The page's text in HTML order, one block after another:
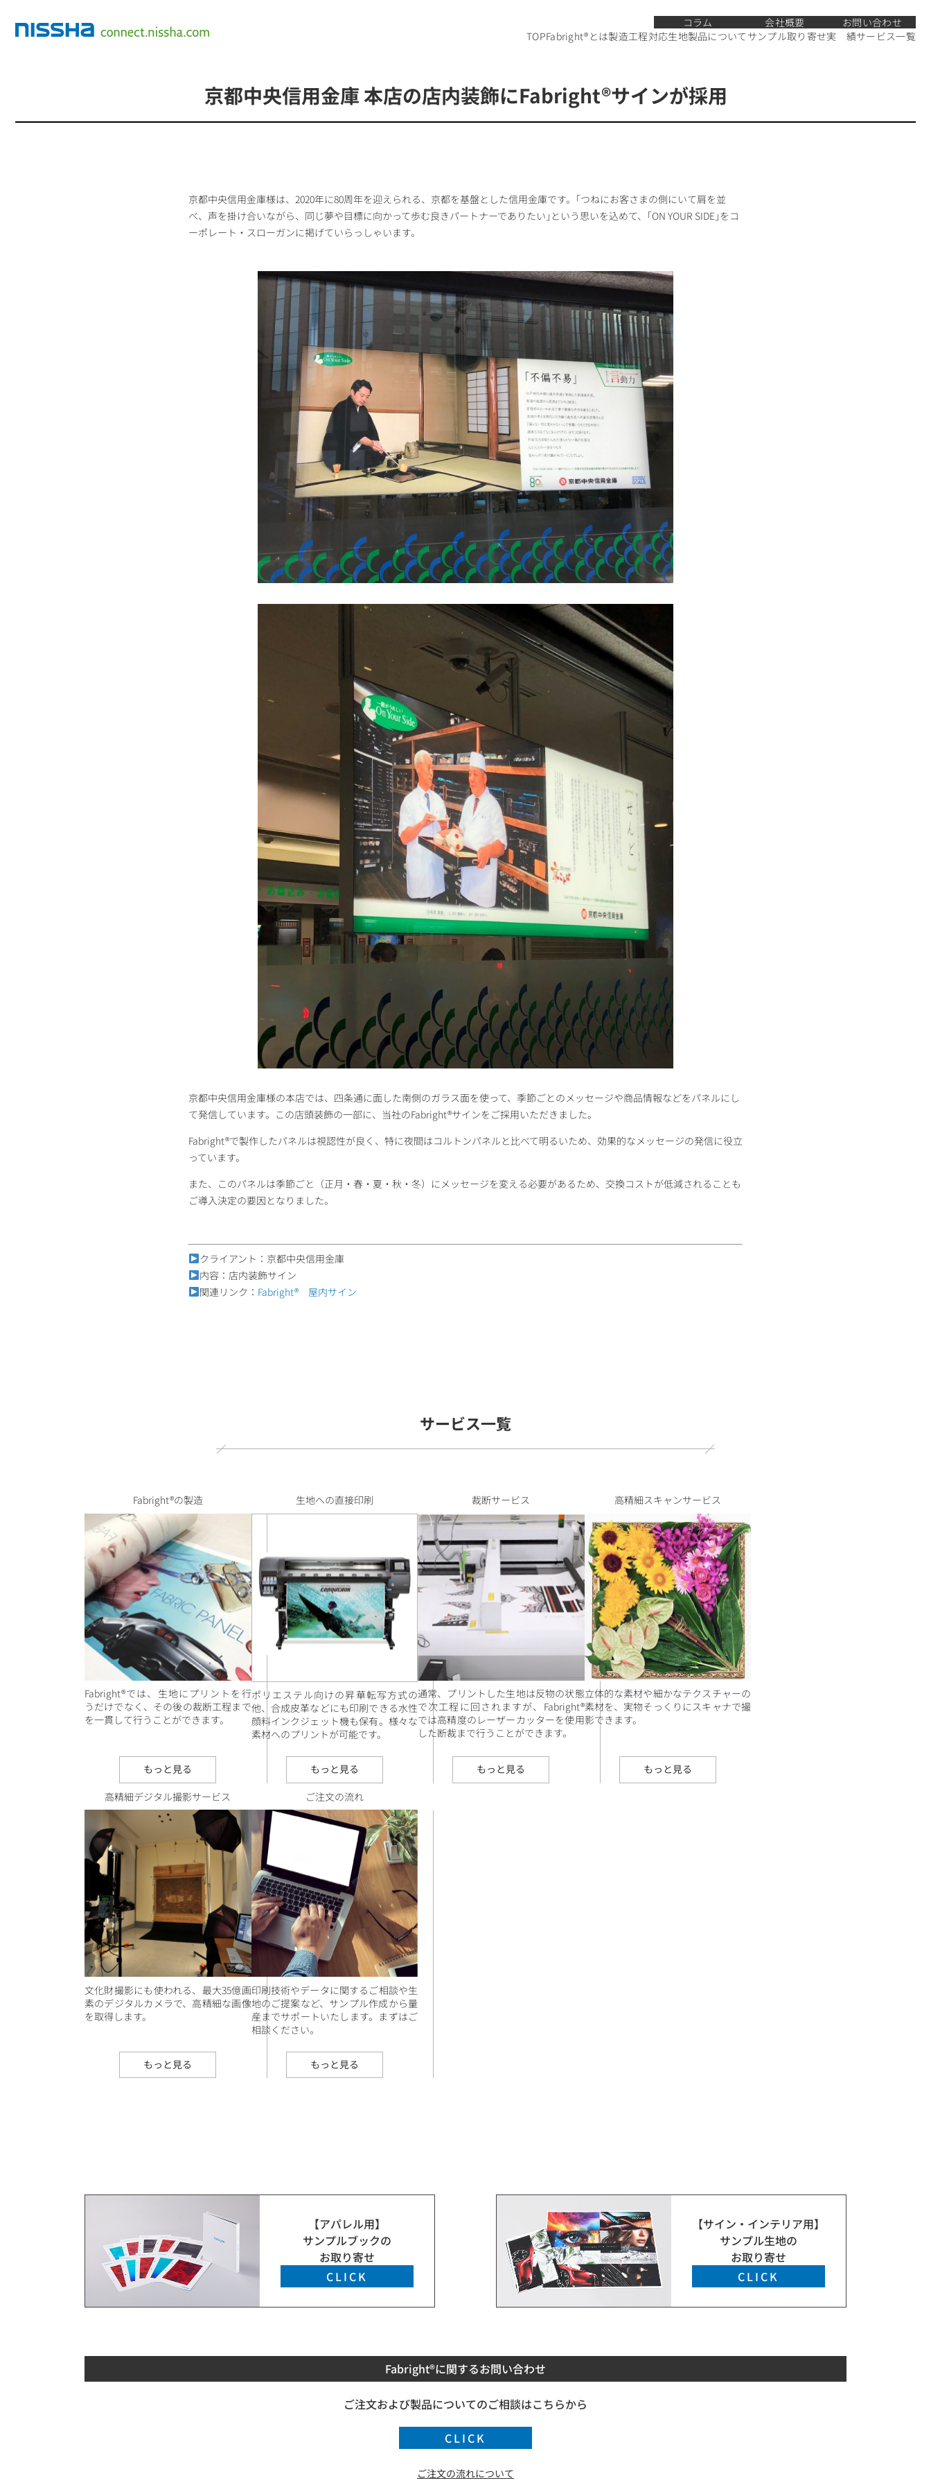
コラム 会社概要
お問い合わせ
TOPFabright®とは製造工程対応生地製品についてサンプル取り寄せ実 績サービス一覧
京都中央信用金庫 本店の店内装飾にFabright®サインが採用
京都中央信用金庫様は、2020年に80周年を迎えられる、京都を基盤とした信用金庫です。｢つねにお客さまの側にいて肩を並
べ、声を掛け合いながら、同じ夢や目標に向かって歩む良きパートナーでありたい｣という思いを込めて、｢ON YOUR SIDE｣をコ
ーポレート・スローガンに掲げていらっしゃいます。
京都中央信用金庫様の本店では、四条通に面した南側のガラス面を使って、季節ごとのメッセージや商品情報などをパネルにし
て発信しています。この店頭装飾の一部に、当社のFabright®サインをご採用いただきました。
Fabright®で製作したパネルは視認性が良く、特に夜間はコルトンパネルと比べて明るいため、効果的なメッセージの発信に役立
っています。
また、このパネルは季節ごと（正月・春・夏・秋・冬）にメッセージを変える必要があるため、交換コストが低減されることも
ご導入決定の要因となりました。
クライアント：京都中央信用金庫
内容：店内装飾サイン
関連リンク： Fabright® 屋内サイン
サービス一覧
Fabright®の製造
Fabright®では、生地にプリントを行
うだけでなく、その後の裁断工程まで
を一貫して行うことができます。
もっと見る
生地への直接印刷
ポリエステル向けの昇華転写方式の
他、合成皮革などにも印刷できる水性
顔料インクジェット機も保有。様々な
素材へのプリントが可能です。
もっと見る
裁断サービス
通常、プリントした生地は反物の状態
で次工程に回されますが、Fabright®
では高精度のレーザーカッターを使用
した断裁まで行うことができます。
もっと見る
高精細スキャンサービス
立体的な素材や細かなテクスチャーの
素材を、実物そっくりにスキャナで撮
影できます。
もっと見る
高精細デジタル撮影サービス
文化財撮影にも使われる、最大35億画
素のデジタルカメラで、高精細な画像
を取得します。
もっと見る
ご注文の流れ
印刷技術やデータに関するご相談や生
地のご提案など、サンプル作成から量
産までサポートいたします。まずはご
相談ください。
もっと見る
【アパレル用】
サンプルブックの
お取り寄せ
CLICK
【サイン・インテリア用】
サンプル生地の
お取り寄せ
CLICK
Fabright®に関するお問い合わせ
ご注文および製品についてのご相談はこちらから
CLICK
ご注文の流れについて